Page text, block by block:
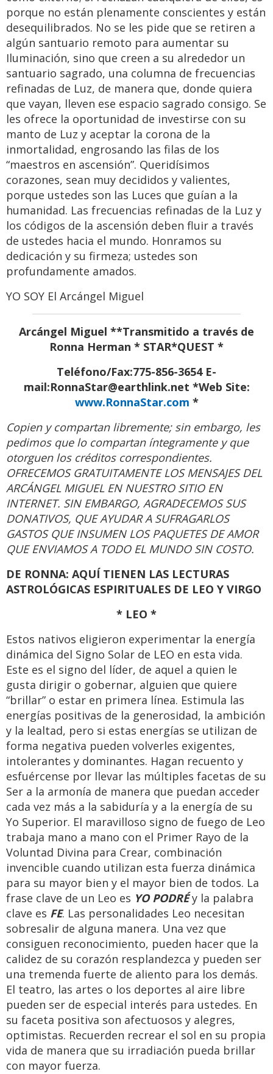
porque no están plenamente conscientes y están
desequilibrados. No se les pide que se retiren a
algún santuario remoto para aumentar su
Iluminación, sino que creen a su alrededor un
santuario sagrado, una columna de frecuencias
refinadas de Luz, de manera que, donde quiera
que vayan, lleven ese espacio sagrado consigo. Se
les ofrece la oportunidad de investirse con su
manto de Luz y aceptar la corona de la
inmortalidad, engrosando las filas de los
“maestros en ascensión”. Queridísimos
corazones, sean muy decididos y valientes,
porque ustedes son las Luces que guían a la
humanidad. Las frecuencias refinadas de la Luz y
los códigos de la ascensión deben fluir a través
de ustedes hacia el mundo. Honramos su
dedicación y su firmeza; ustedes son
profundamente amados.
YO SOY El Arcángel Miguel
Arcángel Miguel **Transmitido a través de
Ronna Herman * STAR*QUEST *
Teléfono/Fax:775-856-3654 E-
mail:RonnaStar@earthlink.net *Web Site:
www.RonnaStar.com *
Copien y compartan libremente; sin embargo, les
pedimos que lo compartan íntegramente y que
otorguen los créditos correspondientes.
OFRECEMOS GRATUITAMENTE LOS MENSAJES DEL
ARCÁNGEL MIGUEL EN NUESTRO SITIO EN
INTERNET. SIN EMBARGO, AGRADECEMOS SUS
DONATIVOS, QUE AYUDAR A SUFRAGARLOS
GASTOS QUE INSUMEN LOS PAQUETES DE AMOR
QUE ENVIAMOS A TODO EL MUNDO SIN COSTO.
DE RONNA: AQUÍ TIENEN LAS LECTURAS
ASTROLÓGICAS ESPIRITUALES DE LEO Y VIRGO
* LEO *
Estos nativos eligieron experimentar la energía
dinámica del Signo Solar de LEO en esta vida.
Este es el signo del líder, de aquel a quien le
gusta dirigir o gobernar, alguien que quiere
“brillar” o estar en primera línea. Estimula las
energías positivas de la generosidad, la ambición
y la lealtad, pero si estas energías se utilizan de
forma negativa pueden volverles exigentes,
intolerantes y dominantes. Hagan recuento y
esfuércense por llevar las múltiples facetas de su
Ser a la armonía de manera que puedan acceder
cada vez más a la sabiduría y a la energía de su
Yo Superior. El maravilloso signo de fuego de Leo
trabaja mano a mano con el Primer Rayo de la
Voluntad Divina para Crear, combinación
invencible cuando utilizan esta fuerza dinámica
para su mayor bien y el mayor bien de todos. La
frase clave de un Leo es YO PODRÉy la palabra
clave es FE. Las personalidades Leo necesitan
sobresalir de alguna manera. Una vez que
consiguen reconocimiento, pueden hacer que la
calidez de su corazón resplandezca y pueden ser
una tremenda fuerte de aliento para los demás.
El teatro, las artes o los deportes al aire libre
pueden ser de especial interés para ustedes. En
su faceta positiva son afectuosos y alegres,
optimistas. Recuerden recrear el sol en su propia
vida de manera que su irradiación pueda brillar
con mayor fuerza.